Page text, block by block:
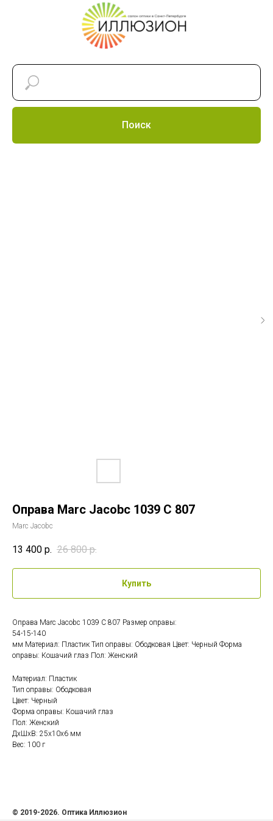
Поиск
Оправа Marc Jacobc 1039 C 807
Marc Jacobc
13 400 р. 26 800 р.
Купить
Оправа Marc Jacobc 1039 C 807 Размер оправы:
54-15-140
мм Материал: Пластик Тип оправы: Ободковая Цвет: Черный Форма
оправы: Кошачий глаз Пол: Женский
Материал: Пластик
Тип оправы: Ободковая
Цвет: Черный
Форма оправы: Кошачий глаз
Пол: Женский
ДxШxВ: 25x10x6 мм
Вес: 100 г
© 2019-2026. Оптика Иллюзион